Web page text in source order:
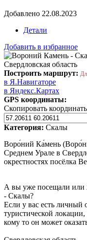
Добавлено 22.08.2023
Детали
Добавить в избранное
Свердловская область
Построить маршрут:
в Я.Навигаторе
в Яндекс.Картах
GPS координаты:
Скопировать
Категория: Скалы
Воро́ний Ка́мень
Среднем Урале в
окрестностях посёлка
А вы уже посещали или
- Скалы?
Если у вас есть личный
туристической
кому то он может